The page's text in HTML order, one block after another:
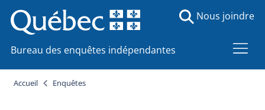
Bureau des enquêtes indépendantes
Nous joindre
Accueil Enquêtes